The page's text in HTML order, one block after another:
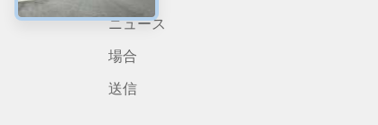
ニュース
場合
送信